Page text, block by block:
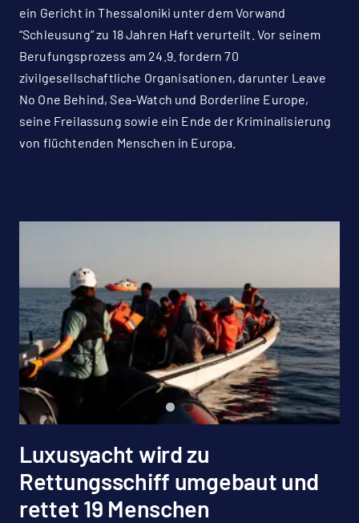
ein Gericht in Thessaloniki unter dem Vorwand
“Schleusung” zu 18 Jahren Haft verurteilt. Vor seinem
Berufungsprozess am 24.9. fordern 70
zivilgesellschaftliche Organisationen, darunter Leave
No One Behind, Sea-Watch und Borderline Europe,
seine Freilassung sowie ein Ende der Kriminalisierung
von flüchtenden Menschen in Europa.
Luxusyacht wird zu
Rettungsschiff umgebaut und
rettet 19 Menschen